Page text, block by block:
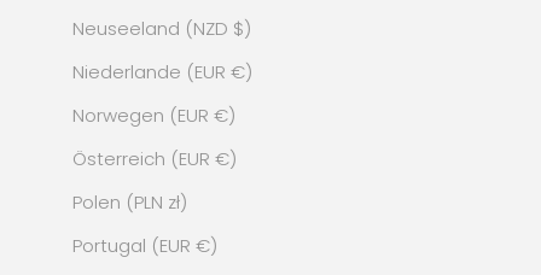
Neuseeland (NZD $)
Niederlande (EUR €)
Norwegen (EUR €)
Österreich (EUR €)
Polen (PLN zł)
Portugal (EUR €)